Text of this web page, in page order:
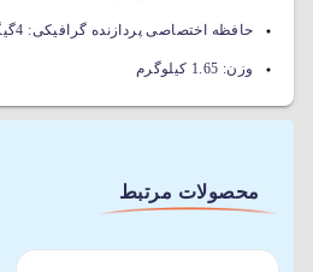
حافظه اختصاصی پردازنده گرافیکی: 4گیگابایت
وزن: 1.65 کیلوگرم
محصولات مرتبط